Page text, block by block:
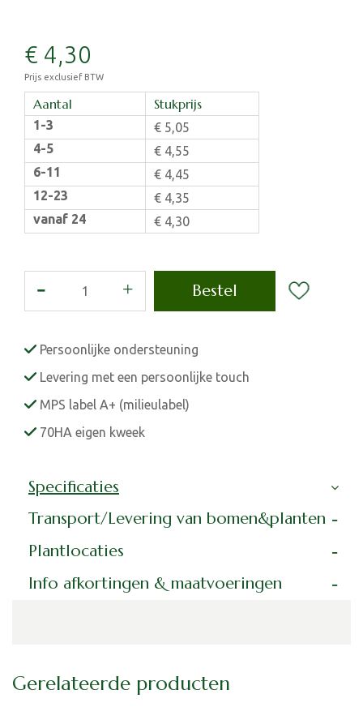
€ 4,30
Prijs exclusief BTW
Aantal Stukprijs
1-3 € 5 05
4-5
€ 4 55
6-11
€ 4 45
12-23
€ 4 35
vanaf 24
€ 4 30
Persoonlijke ondersteuning
Levering met een persoonlijke touch
MPS label A+ (milieulabel)
70HA eigen kweek
Specificaties
Transport/Levering van bomen&planten
Plantlocaties
Info afkortingen & maatvoeringen
Gerelateerde producten